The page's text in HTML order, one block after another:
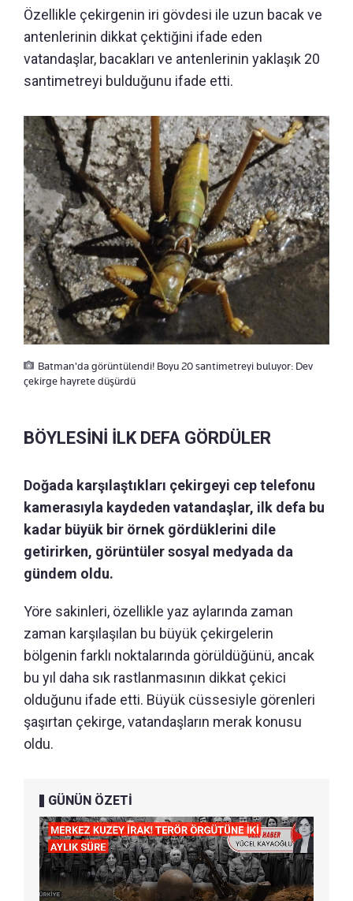
Özellikle çekirgenin iri gövdesi ile uzun bacak ve
antenlerinin dikkat çektiğini ifade eden
vatandaşlar, bacakları ve antenlerinin yaklaşık 20
santimetreyi bulduğunu ifade etti.
Batman'da görüntülendi! Boyu 20 santimetreyi buluyor: Dev
çekirge hayrete düşürdü
BÖYLESİNİ İLK DEFA GÖRDÜLER
Doğada karşılaştıkları çekirgeyi cep telefonu
kamerasıyla kaydeden vatandaşlar, ilk defa bu
kadar büyük bir örnek gördüklerini dile
getirirken, görüntüler sosyal medyada da
gündem oldu.
Yöre sakinleri, özellikle yaz aylarında zaman
zaman karşılaşılan bu büyük çekirgelerin
bölgenin farklı noktalarında görüldüğünü, ancak
bu yıl daha sık rastlanmasının dikkat çekici
olduğunu ifade etti. Büyük cüssesiyle görenleri
şaşırtan çekirge, vatandaşların merak konusu
oldu.
GÜNÜN ÖZETİ